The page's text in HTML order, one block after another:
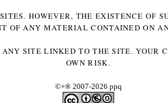
HOWEVER, THE EXISTENCE OF
OF ANY MATERIAL CONTAINED ON
SITE LINKED TO THE SITE. YOUR
OWN RISK.
©+® 2007-2026 ppq